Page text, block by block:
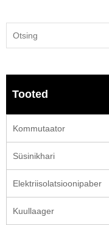
Tooted
Kommutaator
Süsinikhari
Elektriisolatsioonipaber
Kuullaager